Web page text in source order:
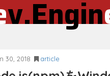
v.Engin
30, 2018 article